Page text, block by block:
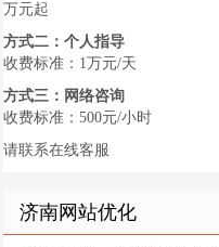
万元起
方式二：个人指导
收费标准：1万元/天
方式三：网络咨询
收费标准：500元/小时
请联系在线客服
济南网站优化